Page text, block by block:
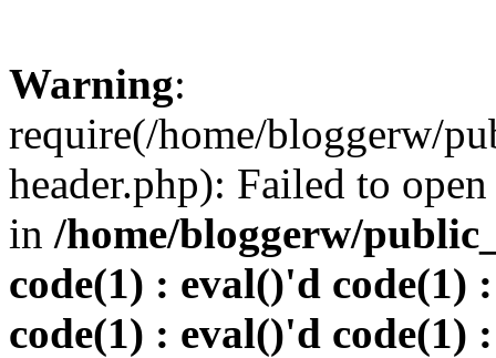
Warning:
require(/home/bloggerw/
header.php): Failed to
in /home/bloggerw/
code(1) : eval()'d code(1)
code(1) : eval()'d code(1)